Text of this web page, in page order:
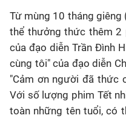
Từ mùng 10 tháng
thể thưởng thức thêm 2
của đạo diễn Trần Đình
cùng tôi" của đạo diễn
"Cảm ơn người đã thức
Với số lượng phim Tết
toàn những tên tuổi, có